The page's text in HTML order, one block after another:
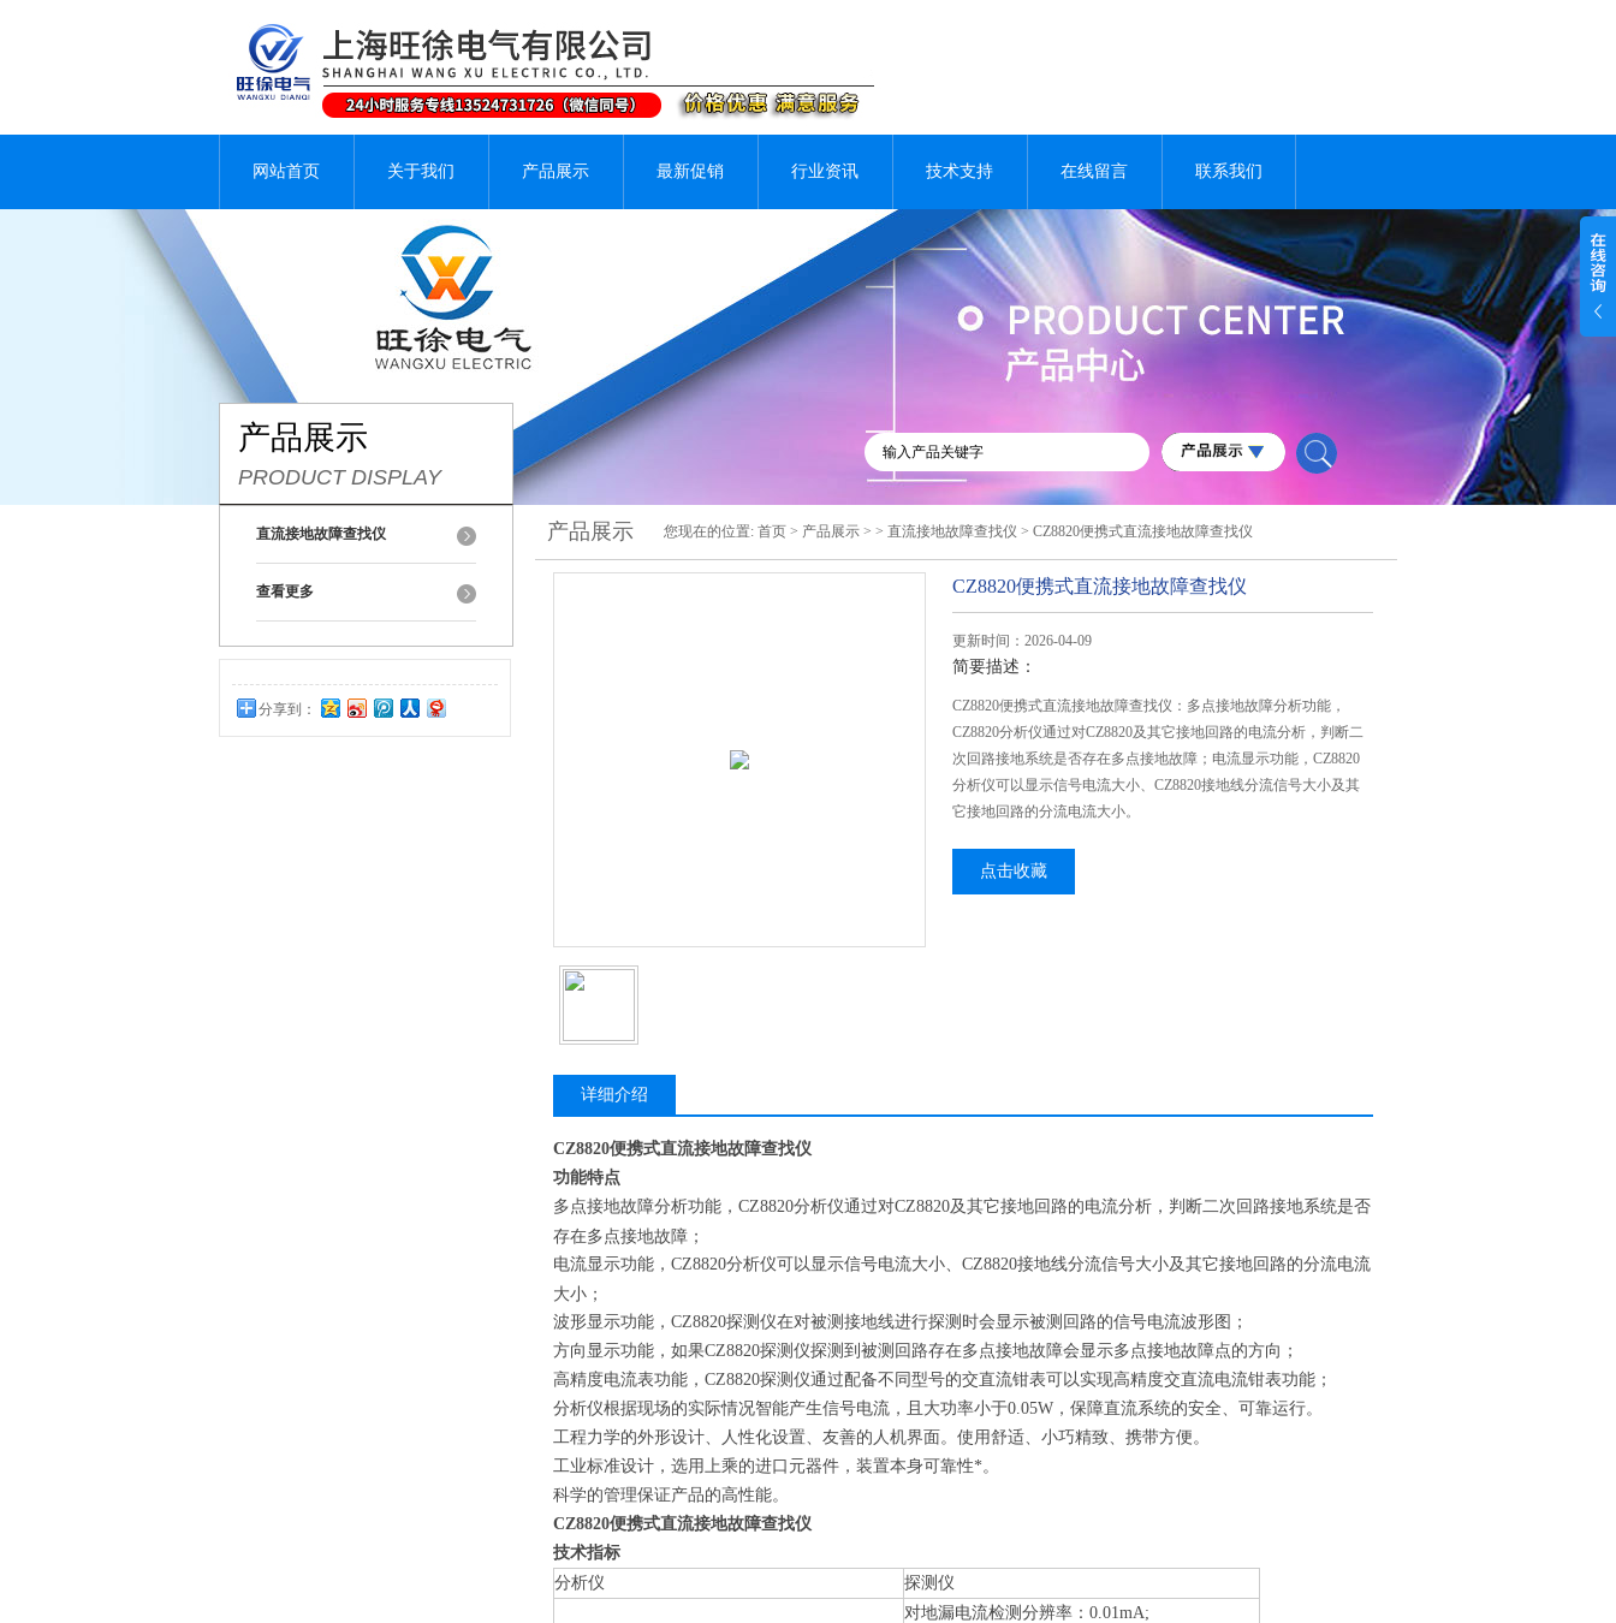
网站首页 关于我们 产品展示 最新促销 行业资讯 技术支持 在线留言 联系我们
产品展示
PRODUCT DISPLAY
直流接地故障查找仪
查看更多
分享到：
产品展示 您现在的位置: 首页 > 产品展示 > > 直流接地故障查找仪 > CZ8820便携式直流接地故障查找仪
CZ8820便携式直流接地故障查找仪
更新时间：2026-04-09
简要描述：
CZ8820便携式直流接地故障查找仪：多点接地故障分析功能，
CZ8820分析仪通过对CZ8820及其它接地回路的电流分析，判断二
次回路接地系统是否存在多点接地故障；电流显示功能，CZ8820
分析仪可以显示信号电流大小、CZ8820接地线分流信号大小及其
它接地回路的分流电流大小。
点击收藏
详细介绍
CZ8820便携式直流接地故障查找仪
功能特点
多点接地故障分析功能，CZ8820分析仪通过对CZ8820及其它接地回路的电流分析，判断二次回路接地系统是否
存在多点接地故障；
电流显示功能，CZ8820分析仪可以显示信号电流大小、CZ8820接地线分流信号大小及其它接地回路的分流电流
大小；
波形显示功能，CZ8820探测仪在对被测接地线进行探测时会显示被测回路的信号电流波形图；
方向显示功能，如果CZ8820探测仪探测到被测回路存在多点接地故障会显示多点接地故障点的方向；
高精度电流表功能，CZ8820探测仪通过配备不同型号的交直流钳表可以实现高精度交直流电流钳表功能；
分析仪根据现场的实际情况智能产生信号电流，且大功率小于0.05W，保障直流系统的安全、可靠运行。
工程力学的外形设计、人性化设置、友善的人机界面。使用舒适、小巧精致、携带方便。
工业标准设计，选用上乘的进口元器件，装置本身可靠性*。
科学的管理保证产品的高性能。
CZ8820便携式直流接地故障查找仪
技术指标
分析仪
探测仪
对地漏电流检测分辨率：0.01mA;